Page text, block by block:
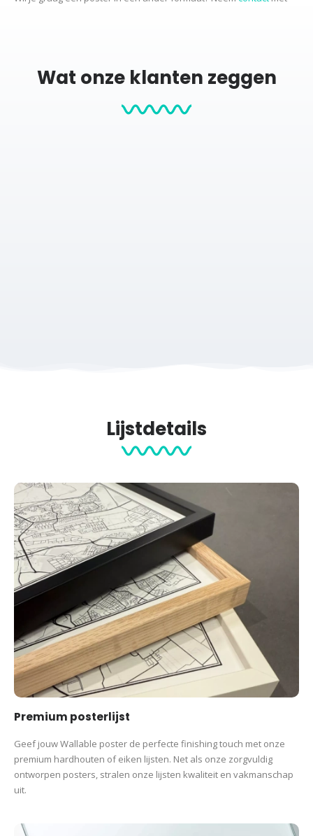
Wat onze klanten zeggen
Lijstdetails
Premium posterlijst
Geef jouw Wallable poster de perfecte finishing touch met onze
premium hardhouten of eiken lijsten. Net als onze zorgvuldig
ontworpen posters, stralen onze lijsten kwaliteit en vakmanschap
uit.